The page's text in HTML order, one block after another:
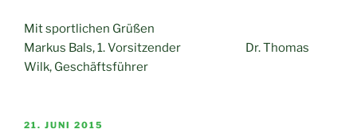
Mit sportlichen Grüßen
Markus Bals, 1. Vorsitzender
Dr. Thomas
Wilk, Geschäftsführer
VERÖFFENTLICHT
21. JUNI 2015